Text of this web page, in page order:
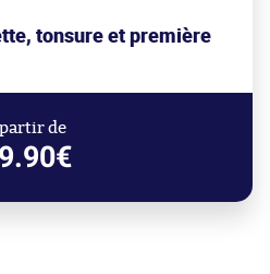
tonsure et première
de